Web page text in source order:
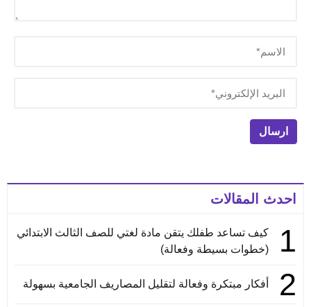
احدث المقالات
1
كيف تساعد طفلك يتقن مادة لغتي للصف الثالث الابتدائي
(خطوات بسيطة وفعالة)
2 أفكار مبتكرة وفعالة لتقليل المصاريف الجامعية بسهولة